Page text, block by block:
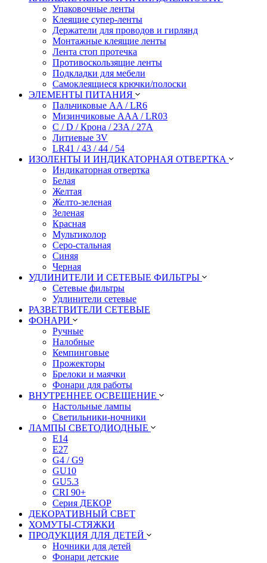
Упаковочные ленты
Клеящие супер-ленты
Держатели для проводов и гирлянд
Монтажные клеящие ленты
Лента стоп протечка
Противоскользящие ленты
Подкладки для мебели
Самоклеящиеся крючки/полоски
ЭЛЕМЕНТЫ ПИТАНИЯ
Пальчиковые AA / LR6
Мизинчиковые AAA / LR03
C / D / Крона / 23A / 27A
Литиевые 3V
LR41 / 43 / 44 / 54
ИЗОЛЕНТЫ И ИНДИКАТОРНАЯ ОТВЕРТКА
Индикаторная отвертка
Белая
Желтая
Желто-зеленая
Зеленая
Красная
Мультиколор
Серо-стальная
Синяя
Черная
УДЛИНИТЕЛИ И СЕТЕВЫЕ ФИЛЬТРЫ
Сетевые фильтры
Удлинители сетевые
РАЗВЕТВИТЕЛИ СЕТЕВЫЕ
ФОНАРИ
Ручные
Налобные
Кемпинговые
Прожекторы
Брелоки и маячки
Фонари для работы
ВНУТРЕННЕЕ ОСВЕЩЕНИЕ
Настольные лампы
Светильники-ночники
ЛАМПЫ СВЕТОДИОДНЫЕ
E14
E27
G4 / G9
GU10
GU5.3
CRI 90+
Серия ДЕКОР
ДЕКОРАТИВНЫЙ СВЕТ
ХОМУТЫ-СТЯЖКИ
ПРОДУКЦИЯ ДЛЯ ДЕТЕЙ
Ночники для детей
Фонари детские